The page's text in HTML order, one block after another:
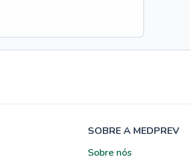
SOBRE A MEDPREV
Sobre nós